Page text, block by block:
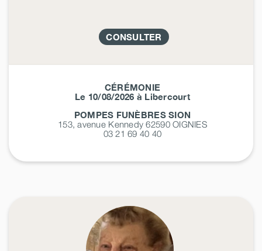
CONSULTER
CÉRÉMONIE
Le 10/08/2026 à Libercourt
POMPES FUNÈBRES SION
153, avenue Kennedy 62590OIGNIES
03 21 69 40 40